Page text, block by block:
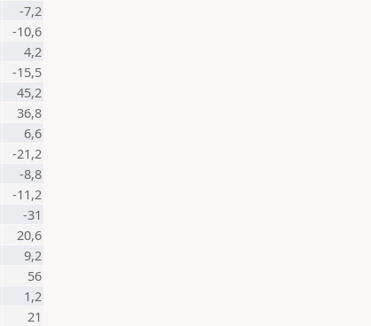
-7,2
-10,6
4,2
-15,5
45,2
36,8
6,6
-21,2
-8,8
-11,2
-31
20,6
9,2
56
1,2
21